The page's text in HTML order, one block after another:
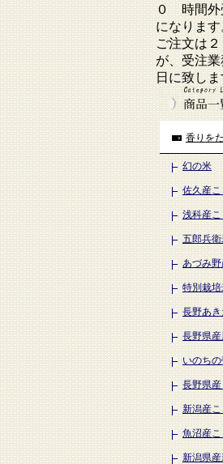
０ 時間外
になりま
ご注文は
が、受注
日に致し
香りを
幻の米
佐久産
浅科産
五郎兵
あづみ
特別栽
長野あ
長野県
いのち
長野県
新潟産
魚沼産
新潟県